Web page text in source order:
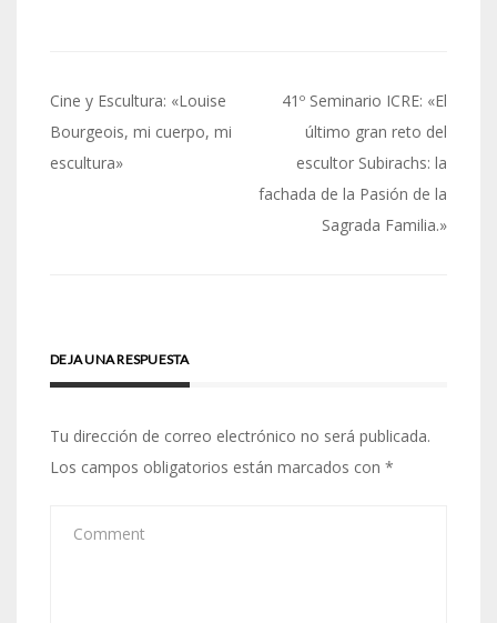
Navegación
de
entradas
Cine y Escultura: «Louise
Bourgeois, mi cuerpo, mi
escultura»
41º Seminario ICRE: «El
último gran reto del
escultor Subirachs: la
fachada de la Pasión de la
Sagrada Familia.»
DEJA UNA RESPUESTA
Tu dirección de correo electrónico no será publicada.
Los campos obligatorios están marcados con *